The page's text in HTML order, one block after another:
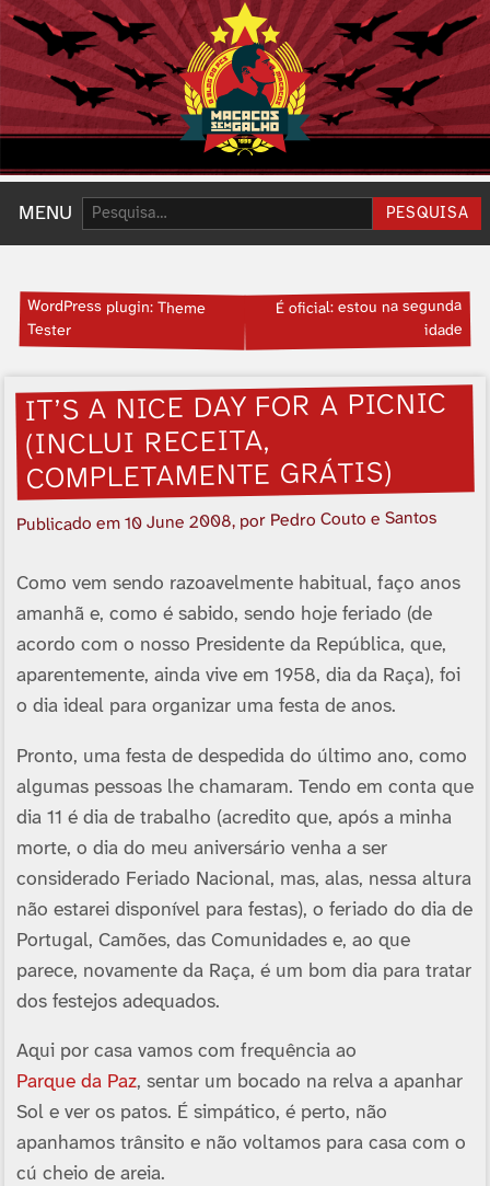
MENU Pesquisar: PESQUISA
WordPress plugin: Theme
Tester
É oficial: estou na segunda
idade
IT’S A NICE DAY FOR A PICNIC
(INCLUI RECEITA,
COMPLETAMENTE GRÁTIS)
Publicado em10 June 2008, por Pedro Couto e Santos
Como vem sendo razoavelmente habitual, faço anos
amanhã e, como é sabido, sendo hoje feriado (de
acordo com o nosso Presidente da República, que,
aparentemente, ainda vive em 1958, dia da Raça), foi
o dia ideal para organizar uma festa de anos.
Pronto, uma festa de despedida do último ano, como
algumas pessoas lhe chamaram. Tendo em conta que
dia 11 é dia de trabalho (acredito que, após a minha
morte, o dia do meu aniversário venha a ser
considerado Feriado Nacional, mas, alas, nessa altura
não estarei disponí­vel para festas), o feriado do dia de
Portugal, Camões, das Comunidades e, ao que
parece, novamente da Raça, é um bom dia para tratar
dos festejos adequados.
Aqui por casa vamos com frequência ao
Parque da Paz, sentar um bocado na relva a apanhar
Sol e ver os patos. É simpático, é perto, não
apanhamos trânsito e não voltamos para casa com o
cú cheio de areia.